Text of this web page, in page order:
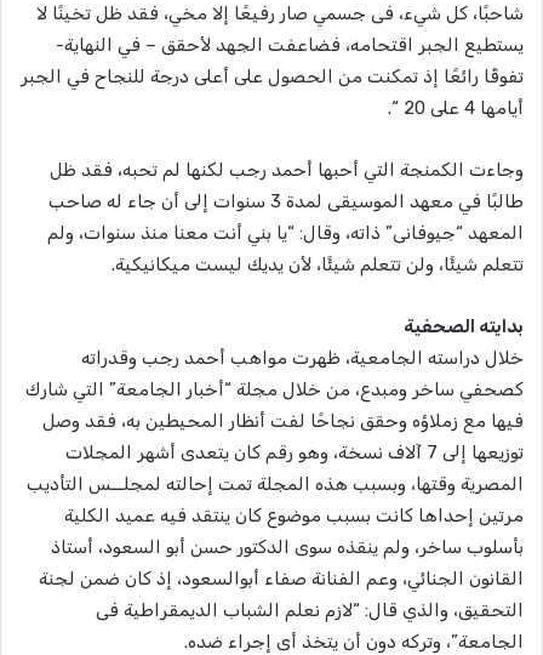
شاحبًا، كل شيء، فى جسمي صار رفيعًا إلا مخي، فقد ظل تخينًا لا
يستطيع الجبر اقتحامه، فضاعفت الجهد لأحقق – في النهاية-
تفوقًا رائعًا إذ تمكنت من الحصول على أعلى درجة للنجاح في الجبر
أيامها 4 على 20 “.
وجاءت الكمنجة التي أحبها أحمد رجب لكنها لم تحبه، فقد ظل
طالبًا في معهد الموسيقى لمدة 3 سنوات إلى أن جاء له صاحب
المعهد “جيوفانى” ذاته، وقال: “يا بني أنت معنا منذ سنوات، ولم
تتعلم شيئًا، ولن تتعلم شيئًا، لأن يديك ليست ميكانيكية.
بدايته الصحفية
خلال دراسته الجامعية، ظهرت مواهب أحمد رجب وقدراته
كصحفي ساخر ومبدع، من خلال مجلة “أخبار الجامعة” التي شارك
فيها مع زملاؤه وحقق نجاحًا لفت أنظار المحيطين به، فقد وصل
توزيعها إلى 7 آلاف نسخة، وهو رقم كان يتعدى أشهر المجلات
المصرية وقتها، وبسبب هذه المجلة تمت إحالته لمجلــس التأديب
مرتين إحداها كانت بسبب موضوع كان ينتقد فيه عميد الكلية
بأسلوب ساخر، ولم ينقذه سوى الدكتور حسن أبو السعود، أستاذ
القانون الجنائي، وعم الفنانة صفاء أبوالسعود، إذ كان ضمن لجنة
التحقيق، والذي قال: “لازم نعلم الشباب الديمقراطية فى
الجامعة”، وتركه دون أن يتخذ أى إجراء ضده.